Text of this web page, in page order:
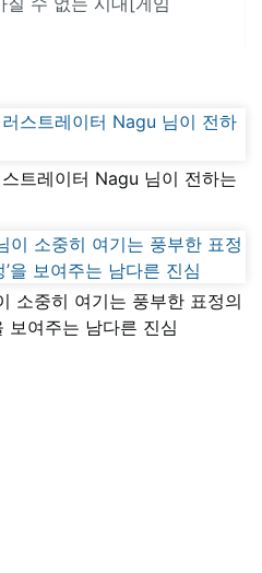
트레이터 Nagu 님이 전하는
소중히 여기는 풍부한 표정의
보여주는 남다른 진심